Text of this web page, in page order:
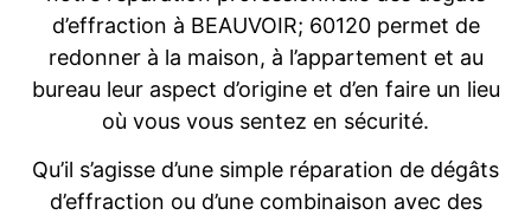
d’effraction à BEAUVOIR; 60120 permet de
redonner à la maison, à l’appartement et au
bureau leur aspect d’origine et d’en faire un lieu
où vous vous sentez en sécurité.
Qu’il s’agisse d’une simple réparation de dégâts
d’effraction ou d’une combinaison avec des